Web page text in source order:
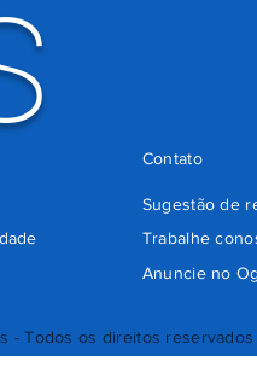
- Todos os direitos
Sugestão de
Trabalhe
Anuncie no
Contato